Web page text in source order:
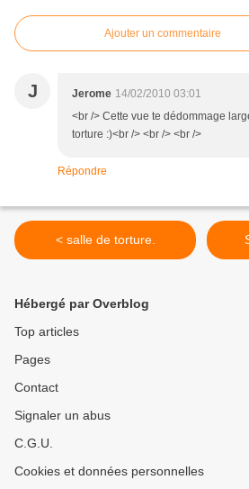
Ajouter un commentaire
J Jerome 14/02/2010 03:01
<br /> Cette vue te dédommage
torture :)<br /> <br /> <br />
Répondre
< salle de torture.
Hébergé par Overblog
Top articles
Pages
Contact
Signaler un abus
C.G.U.
Cookies et données personnelles